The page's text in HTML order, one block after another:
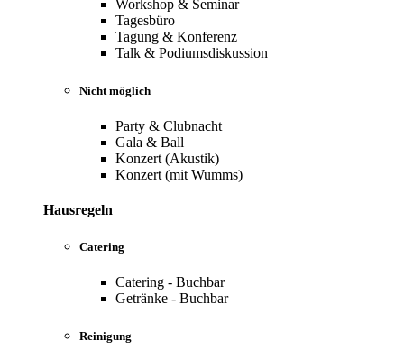
Workshop & Seminar
Tagesbüro
Tagung & Konferenz
Talk & Podiumsdiskussion
Nicht möglich
Party & Clubnacht
Gala & Ball
Konzert (Akustik)
Konzert (mit Wumms)
Hausregeln
Catering
Catering - Buchbar
Getränke - Buchbar
Reinigung